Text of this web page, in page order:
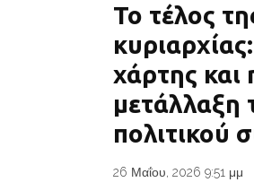
Το τέλος
χάρτης και
μετάλλαξη
πολιτικού
26 Μαΐου, 2026 9:51 μμ